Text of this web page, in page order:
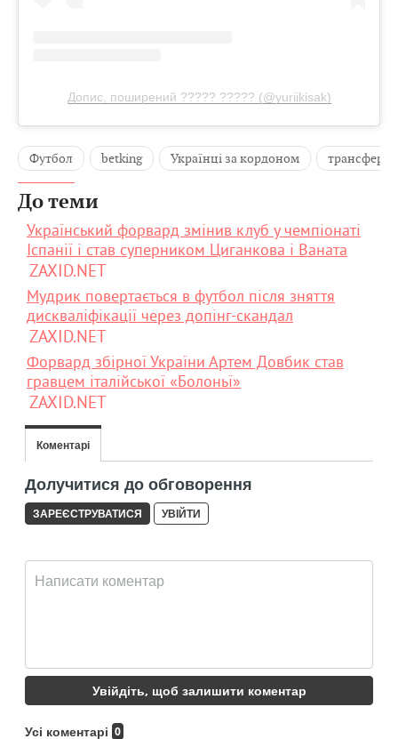
Допис, поширений ????? ????? (@yuriikisak)
Футбол betking Українці за кордоном трансфер
До теми
Український форвард змінив клуб у чемпіонаті
Іспанії і став суперником Циганкова і Ваната
ZAXID.NET
Мудрик повертається в футбол після зняття
дискваліфікації через допінг-скандал
ZAXID.NET
Форвард збірної України Артем Довбик став
гравцем італійської «Болоньї»
ZAXID.NET